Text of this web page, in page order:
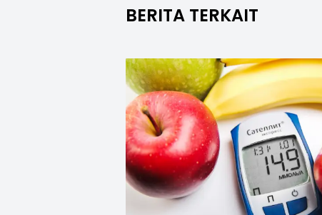
BERITA TERKAIT